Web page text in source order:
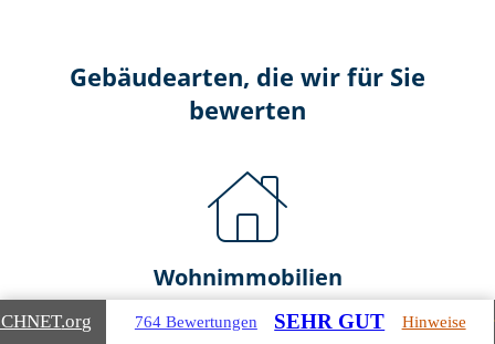
Gebäudearten, die wir für Sie
bewerten
Wohnimmobilien
Ein- und Zwei­fa­mi­li­en­häu­ser
.org 764 Bewertungen SEHR GUT Hinweise